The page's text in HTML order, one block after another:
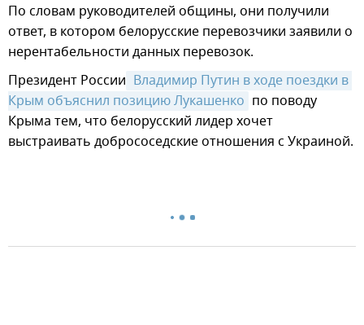
По словам руководителей общины, они получили
ответ, в котором белорусские перевозчики заявили о
нерентабельности данных перевозок.
Президент России Владимир Путин в ходе поездки в
Крым объяснил позицию Лукашенко по поводу
Крыма тем, что белорусский лидер хочет
выстраивать добрососедские отношения с Украиной.